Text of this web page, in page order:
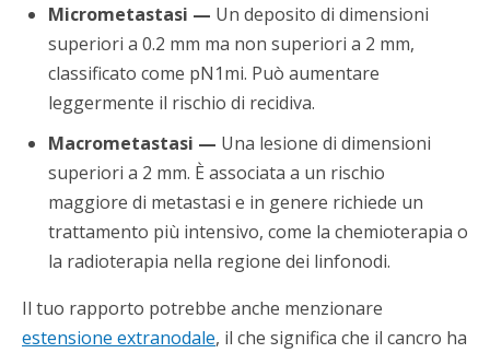
Micrometastasi — Un deposito di dimensioni
superiori a 0.2 mm ma non superiori a 2 mm,
classificato come pN1mi. Può aumentare
leggermente il rischio di recidiva.
Macrometastasi — Una lesione di dimensioni
superiori a 2 mm. È associata a un rischio
maggiore di metastasi e in genere richiede un
trattamento più intensivo, come la chemioterapia o
la radioterapia nella regione dei linfonodi.
Il tuo rapporto potrebbe anche menzionare
estensione extranodale, il che significa che il cancro ha